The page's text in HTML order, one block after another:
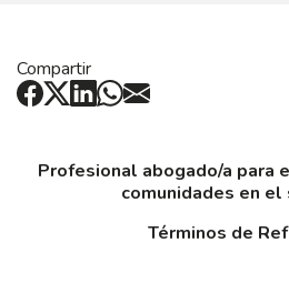
Compartir
Profesional abogado/a para
comunidades en el
Términos de